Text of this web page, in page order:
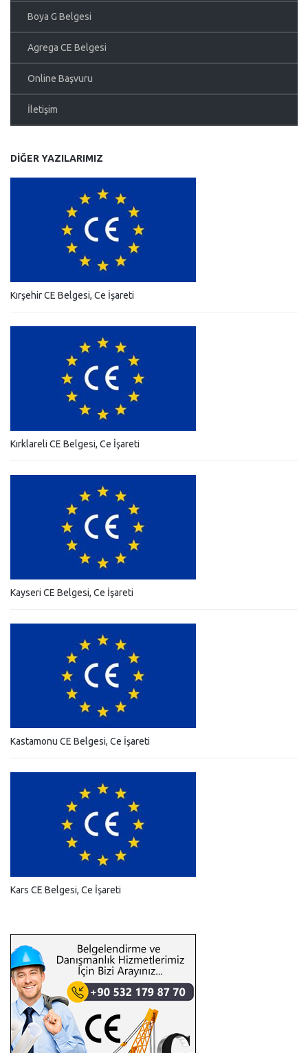
Boya G Belgesi
Agrega CE Belgesi
Online Başvuru
İletişim
DIĞER YAZILARIMIZ
Kırşehir CE Belgesi, Ce İşareti
Kırklareli CE Belgesi, Ce İşareti
Kayseri CE Belgesi, Ce İşareti
Kastamonu CE Belgesi, Ce İşareti
Kars CE Belgesi, Ce İşareti